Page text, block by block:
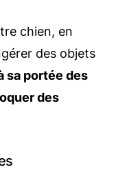
chien, en
des objets
sa portée des
des